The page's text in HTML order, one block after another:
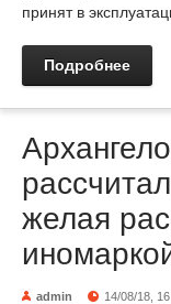
принят в
Подробнее
желая
admin 14/08/18,